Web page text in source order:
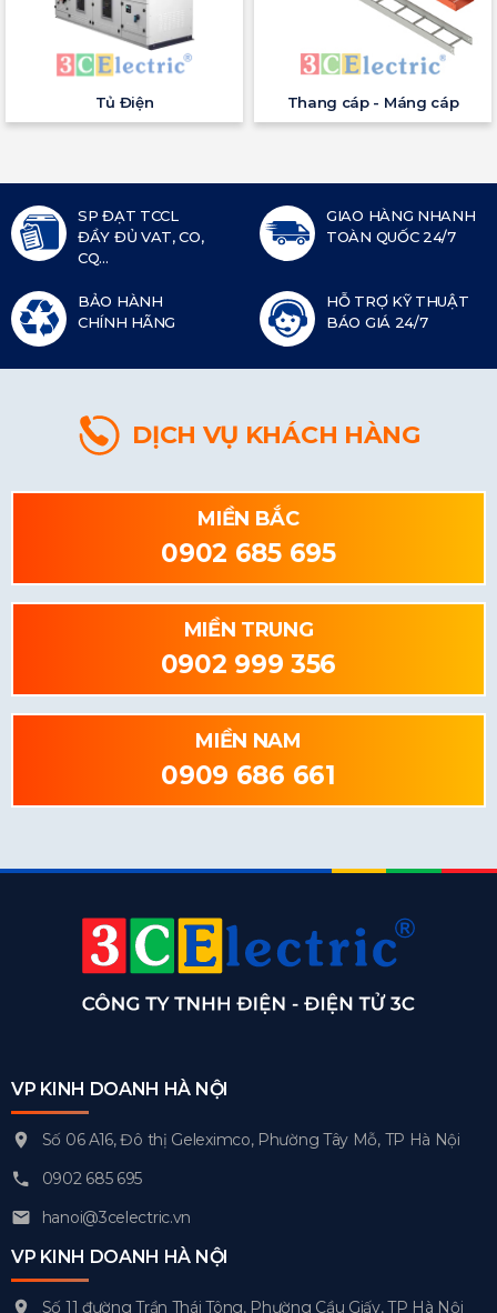
Tủ Điện Thang cáp - Máng cáp
SP ĐẠT TCCL
ĐẦY ĐỦ VAT, CO,
CQ...
GIAO HÀNG NHANH
TOÀN QUỐC 24/7
BẢO HÀNH
CHÍNH HÃNG
HỖ TRỢ KỸ THUẬT
BÁO GIÁ 24/7
DỊCH VỤ KHÁCH HÀNG
MIỀN BẮC
0902 685 695
MIỀN TRUNG
0902 999 356
MIỀN NAM
0909 686 661
VP KINH DOANH HÀ NỘI
Số 06 A16, Đô thị Geleximco, Phường Tây Mỗ, TP Hà Nội
0902 685 695
hanoi@3celectric.vn
VP KINH DOANH HÀ NỘI
Số 11 đường Trần Thái Tông, Phường Cầu Giấy, TP Hà Nội